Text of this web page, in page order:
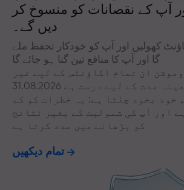
آپ کے نقصانات کو منسوخ کر
دیں گے۔
کھولیں اور آپ کو خودکار تحفظ ملے
گا اور آپ کا منافع تین گنا ہو جائے گا
ان تمام اکاؤنٹس کے لیے غیر
خود بخود چلتا ہے: یہ خطرات کو کم
اور آپ کی شمولیت کے بغیر نتائج
کو بڑھانے میں مدد کرتا ہے
تمام دیکھیں